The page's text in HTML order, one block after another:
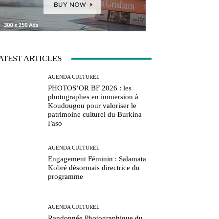
ARTICLES
AGENDA CULTUREL
PHOTOS’OR BF 2026 : les
photographes en immersion à
Koudougou pour valoriser le
patrimoine culturel du Burkina
Faso
AGENDA CULTUREL
Engagement Féminin : Salamata
Kobré désormais directrice du
programme
AGENDA CULTUREL